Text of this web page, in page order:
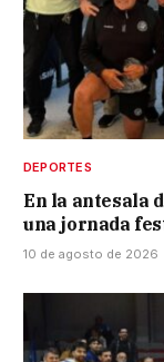
DEPORTES
En la antesala
una jornada
10 de agosto de 2026